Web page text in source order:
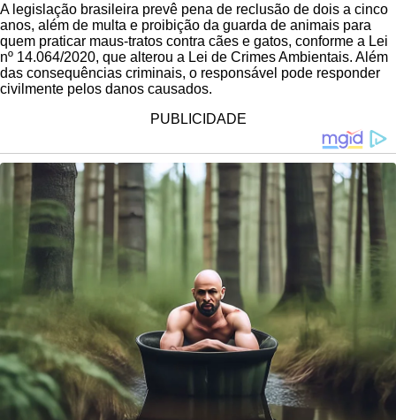
A legislação brasileira prevê pena de reclusão de dois a cinco
anos, além de multa e proibição da guarda de animais para
quem praticar maus-tratos contra cães e gatos, conforme a Lei
nº 14.064/2020, que alterou a Lei de Crimes Ambientais. Além
das consequências criminais, o responsável pode responder
civilmente pelos danos causados.
PUBLICIDADE